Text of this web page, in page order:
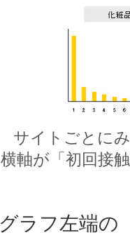
サイトごとに
横軸が「初回接
グラフ左端の